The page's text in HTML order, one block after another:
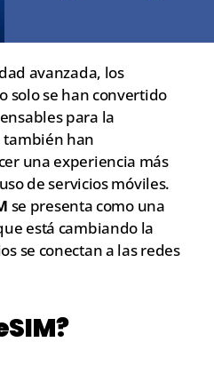
avanzada, los
solo se han convertido
para la
también han
una experiencia más
de servicios móviles.
se presenta como una
está cambiando la
se conectan a las redes